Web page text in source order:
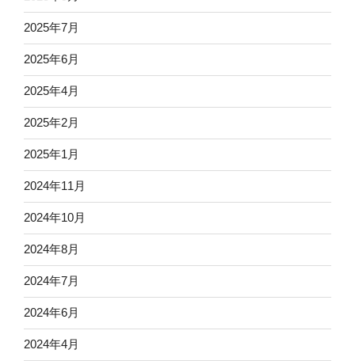
2025年7月
2025年6月
2025年4月
2025年2月
2025年1月
2024年11月
2024年10月
2024年8月
2024年7月
2024年6月
2024年4月